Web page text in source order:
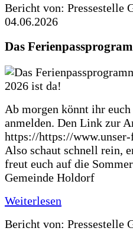
Bericht von: Pressestelle
04.06.2026
Das
Ab morgen könnt ihr
anmelden. Den Link zur
https://https://
Also schaut schnell rein,
freut euch auf die
Gemeinde Holdorf
Weiterlesen
Bericht von: Pressestelle